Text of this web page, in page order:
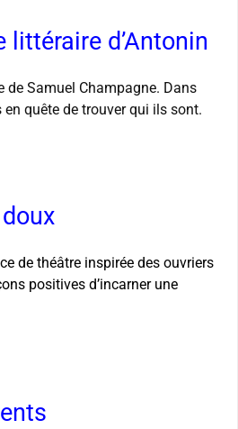
d’Antonin
Samuel Champagne. Dans
quête de trouver qui ils sont.
de théâtre inspirée des ouvriers
positives d’incarner une